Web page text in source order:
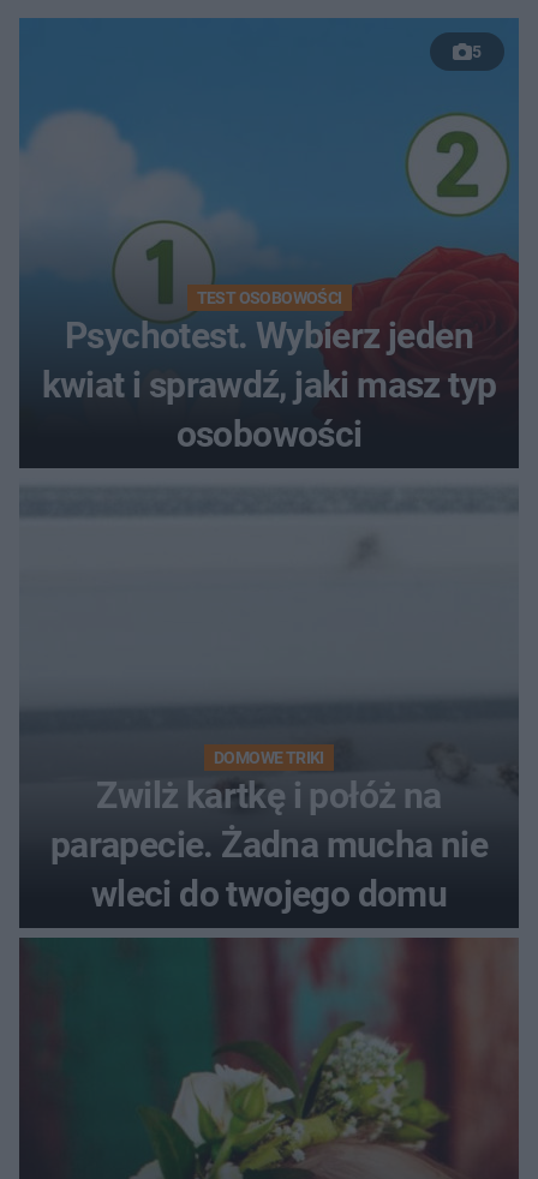
5
TEST OSOBOWOŚCI
Psychotest. Wybierz jeden
kwiat i sprawdź, jaki masz typ
osobowości
DOMOWE TRIKI
Zwilż kartkę i połóż na
parapecie. Żadna mucha nie
wleci do twojego domu